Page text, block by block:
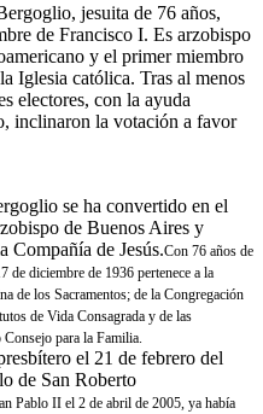
jesuita de 76 años,
de Francisco I. Es arzobispo
y el primer miembro
Iglesia católica. Tras al menos
electores, con la ayuda
inclinaron la votación a favor
se ha convertido en el
de Buenos Aires y
Compañía de Jesús.Con 76 años de
de diciembre de 1936 pertenece a la
de los Sacramentos; de la Congregación
de Vida Consagrada y de las
para la Familia.
el 21 de febrero del
de San Roberto
Pablo II el 2 de abril de 2005, ya había